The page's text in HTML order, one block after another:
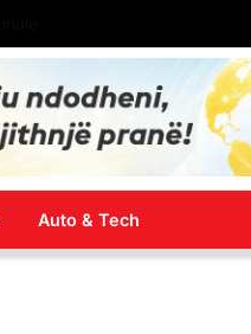
Auto & Tech